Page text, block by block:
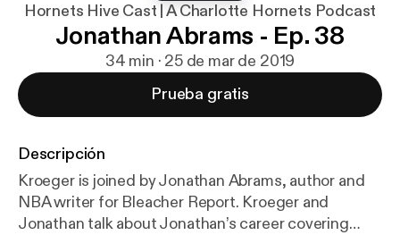
Hornets Hive Cast | A Charlotte Hornets Podcast
Jonathan Abrams - Ep. 38
34 min · 25 de mar de 2019
Prueba gratis
Descripción
Kroeger is joined by Jonathan Abrams, author and
NBA writer for Bleacher Report. Kroeger and
Jonathan talk about Jonathan’s career covering